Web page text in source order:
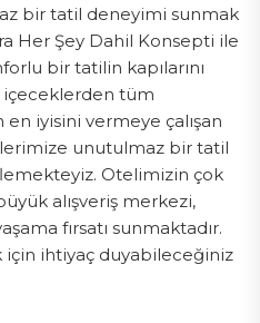
bir tatil deneyimi sunmak
Her Şey Dahil Konsepti ile
bir tatilin kapılarını
içeceklerden tüm
iyisini vermeye çalışan
unutulmaz bir tatil
Otelimizin çok
alışveriş merkezi,
fırsatı sunmaktadır.
için ihtiyaç duyabileceğiniz